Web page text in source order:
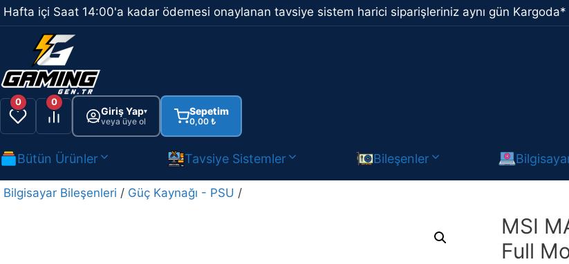
İçeriğe
atla
Hafta içi Saat 14:00'a kadar ödemesi onaylanan tavsiye sistem harici siparişleriniz aynı gün Kargoda*
0 0
Giriş Yap▾
veya üye ol
Sepetim
0,00 ₺
Bütün Ürünler Tavsiye Sistemler Bileşenler
Bilgisayar Bileşenleri / Güç Kaynağı - PSU /
MSI
Full